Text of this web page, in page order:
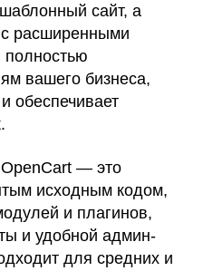
сайт, а
расширенными
полностью
вашего бизнеса,
обеспечивает
OpenCart — это
исходным кодом,
и плагинов,
и удобной админ-
для средних и